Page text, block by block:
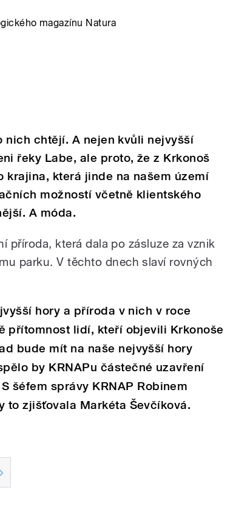
magazínu Natura
nich chtějí. A nejen kvůli nejvyšší
řeky Labe, ale proto, že z Krkonoš
krajina, která jinde na našem území
možností včetně klientského
A móda.
příroda, která dala po zásluze za vznik
parku. V těchto dnech slaví rovných
hory a příroda v nich v roce
přítomnost lidí, kteří objevili Krkonoše
bude mít na naše nejvyšší hory
by KRNAPu částečné uzavření
šéfem správy KRNAP Robinem
to zjišťovala Markéta Ševčíková.